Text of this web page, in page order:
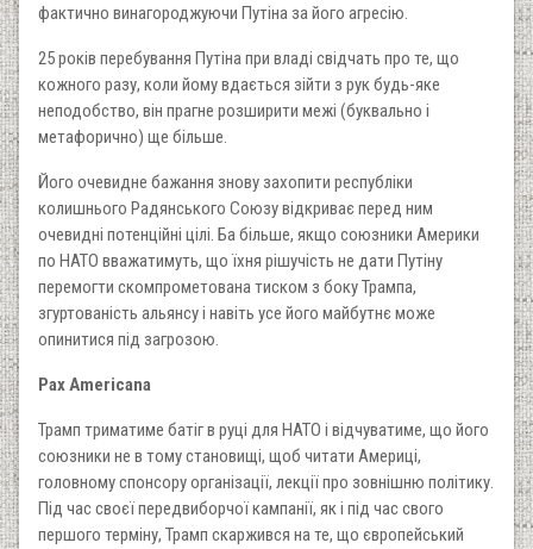
фактично винагороджуючи Путіна за його агресію.
25 років перебування Путіна при владі свідчать про те, що
кожного разу, коли йому вдається зійти з рук будь-яке
неподобство, він прагне розширити межі (буквально і
метафорично) ще більше.
Його очевидне бажання знову захопити республіки
колишнього Радянського Союзу відкриває перед ним
очевидні потенційні цілі. Ба більше, якщо союзники Америки
по НАТО вважатимуть, що їхня рішучість не дати Путіну
перемогти скомпрометована тиском з боку Трампа,
згуртованість альянсу і навіть усе його майбутнє може
опинитися під загрозою.
Pax Americana
Трамп триматиме батіг в руці для НАТО і відчуватиме, що його
союзники не в тому становищі, щоб читати Америці,
головному спонсору організації, лекції про зовнішню політику.
Під час своєї передвиборчої кампанії, як і під час свого
першого терміну, Трамп скаржився на те, що європейський